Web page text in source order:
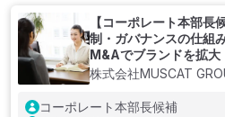
【コーポレート本部
制・ガバナンスの仕組
M&Aでブランドを拡大
業
株式会社MUSCAT
コーポレート本部長候補